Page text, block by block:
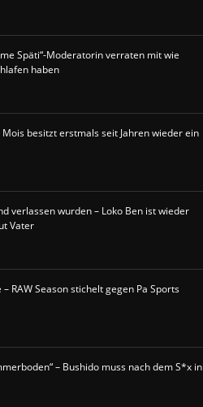
Späti“-Moderatorin verraten mit wie
haben
Mois besitzt erstmals seit Jahren wieder ein
verlassen wurden – Loko Ben ist wieder
Vater
RAW Season stichelt gegen Pa Sports
– Bushido muss nach dem S*x in